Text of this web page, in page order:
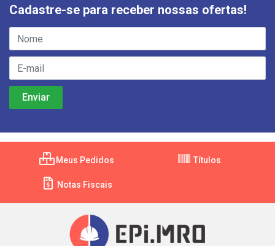
Cadastre-se para receber nossas ofertas!
Meus Pedidos Títulos
Notas Fiscais